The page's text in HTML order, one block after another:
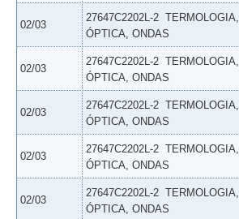
02/03
27647C2202L-2  TERMOLOGIA,
ÓPTICA, ONDAS
02/03
27647C2202L-2  TERMOLOGIA,
ÓPTICA, ONDAS
02/03
27647C2202L-2  TERMOLOGIA,
ÓPTICA, ONDAS
02/03
27647C2202L-2  TERMOLOGIA,
ÓPTICA, ONDAS
02/03
27647C2202L-2  TERMOLOGIA,
ÓPTICA, ONDAS